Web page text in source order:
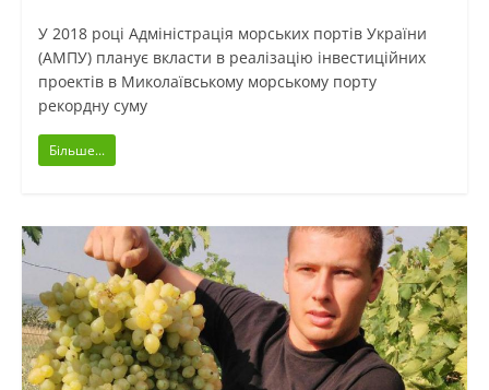
У 2018 році Адміністрація морських портів України
(АМПУ) планує вкласти в реалізацію інвестиційних
проектів в Миколаївському морському порту
рекордну суму
Більше...